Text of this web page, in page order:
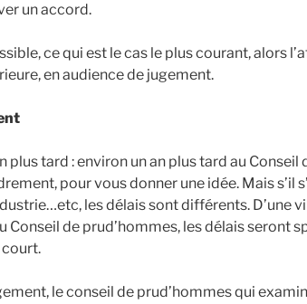
un accord.
ce qui est le cas le plus courant, alors
en audience de jugement.
plus tard : environ un an plus tard au Conseil
pour vous donner une idée. Mais s’il
les délais sont différents. D’une
Conseil de prud’hommes, les délais seront
le conseil de prud’hommes qui